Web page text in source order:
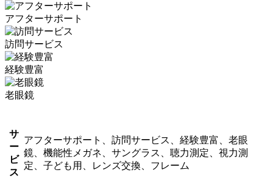
アフターサポート
訪問サービス
経験豊富
老眼鏡
サ
ー
ビ
ス
アフターサポート、訪問サービス、経験豊富、老眼
鏡、機能性メガネ、サングラス、聴力測定、視力測
定、子ども用、レンズ交換、フレーム